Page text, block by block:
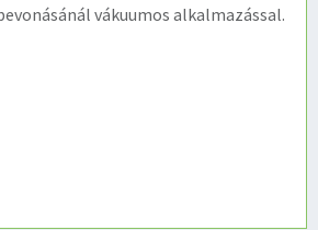
vákuumos alkalmazással.